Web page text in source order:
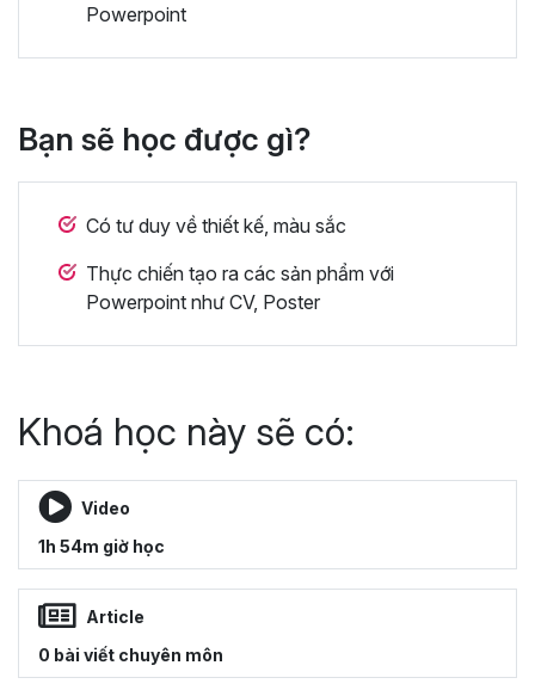
Powerpoint
Bạn sẽ học được gì?
Có tư duy về thiết kế, màu sắc
Thực chiến tạo ra các sản phẩm với
Powerpoint như CV, Poster
Khoá học này sẽ có:
Video
1h 54m giờ học
Article
0 bài viết chuyên môn